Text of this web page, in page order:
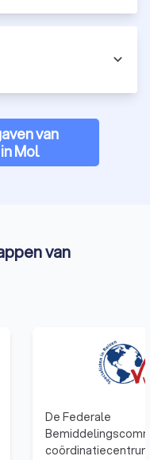
van
Mol
van
De Federale